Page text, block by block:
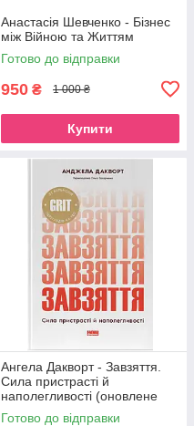
Анастасія Шевченко - Бізнес
між Війною та Життям
Готово до відправки
950 ₴ 1 000 ₴
Купити
Ангела Дакворт - Завзяття.
Сила пристрасті й
наполегливості (оновлене
видання)
Готово до відправки